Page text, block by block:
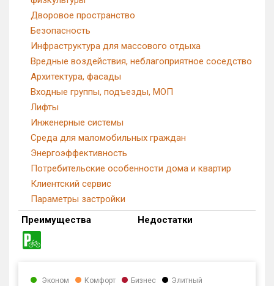
Дворовое пространство
Безопасность
Инфраструктура для массового отдыха
Вредные воздействия, неблагоприятное соседство
Архитектура, фасады
Входные группы, подъезды, МОП
Лифты
Инженерные системы
Среда для маломобильных граждан
Энергоэффективность
Потребительские особенности дома и квартир
Клиентский сервис
Параметры застройки
Преимущества
Недостатки
Эконом Комфорт Бизнес
Элитный